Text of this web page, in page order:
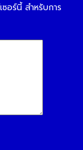
อร์นี้ สำหรับการ